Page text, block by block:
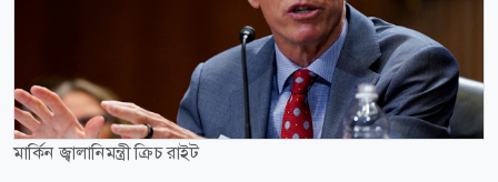
মার্কিন জ্বালানিমন্ত্রী ক্রিচ রাইট